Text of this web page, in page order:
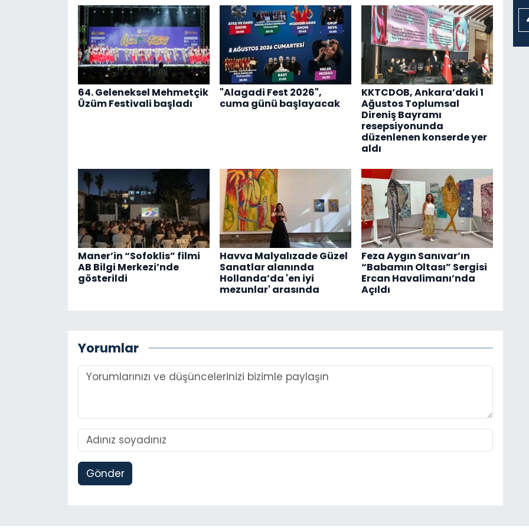
64. Geleneksel Mehmetçik
Üzüm Festivali başladı
"Alagadi Fest 2026",
cuma günü başlayacak
KKTCDOB, Ankara’daki 1
Ağustos Toplumsal
Direniş Bayramı
resepsiyonunda
düzenlenen konserde yer
aldı
Maner’in “Sofoklis” filmi
AB Bilgi Merkezi’nde
gösterildi
Havva Malyalızade Güzel
Sanatlar alanında
Hollanda’da 'en iyi
mezunlar' arasında
Feza Aygın Sanıvar’ın
“Babamın Oltası” Sergisi
Ercan Havalimanı’nda
Açıldı
Yorumlar
Gönder